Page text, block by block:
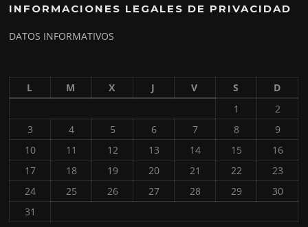
INFORMACIONES LEGALES DE PRIVACIDAD
DATOS INFORMATIVOS
L M X J V S
D
1
2
3
4 5 6 7 8
9
10
11 12 13 14 15
16
17
18 19 20 21 22
23
24
25 26 27 28 29
30
31